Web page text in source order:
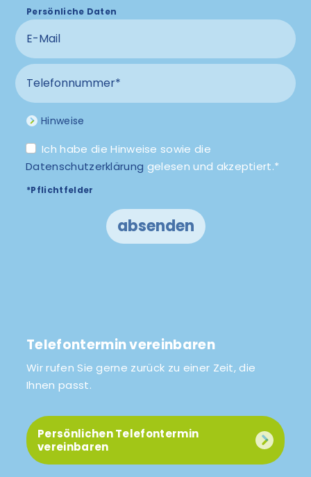
Persönliche Daten
E-Mail
Telefonnummer
Hinweise
Ich habe die Hinweise sowie die
Datenschutzerklärung gelesen und akzeptiert.*
*Pflichtfelder
absenden
Telefontermin vereinbaren
Wir rufen Sie gerne zurück zu einer Zeit, die
Ihnen passt.
Persönlichen Telefontermin
vereinbaren